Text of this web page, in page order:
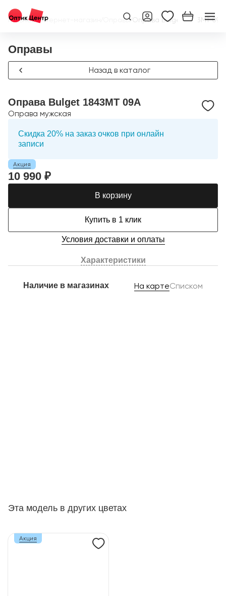
Главная/Интернет-магазин Оправы/Оправа Bulget 1843MT 09A
Оправы
Назад в каталог
Оправа Bulget 1843MT 09A
Оправа мужская
Скидка 20% на заказ очков при онлайн
записи
Акция
10 990 ₽
В корзину
Купить в 1 клик
Условия доставки и оплаты
Характеристики
Наличие в магазинах На картеСписком
Эта модель в других цветах
Акция